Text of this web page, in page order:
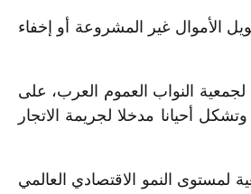
الأموال غير المشروعة أو إخفاء
لجمعية النواب العموم العرب، على
أحيانا مدخلا لجريمة الاتجار
لمستوى النمو الاقتصادي العالمي